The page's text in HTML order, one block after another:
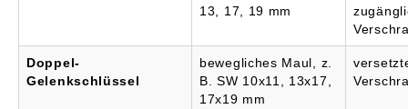
13, 17, 19 mm
Doppel-
Gelenkschlüssel
bewegliches Maul, z.
B. SW 10x11, 13x17,
17x19 mm